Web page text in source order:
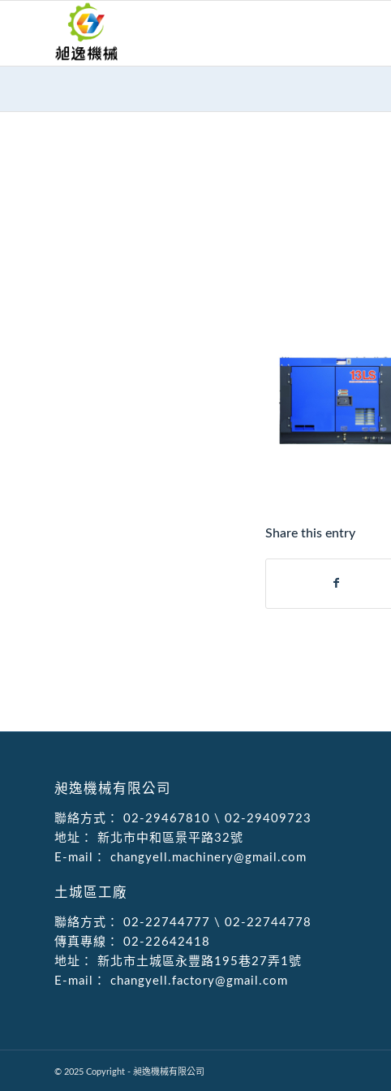
Share this entry
昶逸機械有限公司
聯絡方式： 02-29467810 \ 02-29409723
地址：
新北市中和區景平路32號
E-mail：
changyell.machinery@gmail.com
土城區工廠
聯絡方式： 02-22744777 \ 02-22744778
傳真專線：
02-22642418
地址：
新北市土城區永豐路195巷27弄1號
E-mail：
changyell.factory@gmail.com
© 2025 Copyright - 昶逸機械有限公司